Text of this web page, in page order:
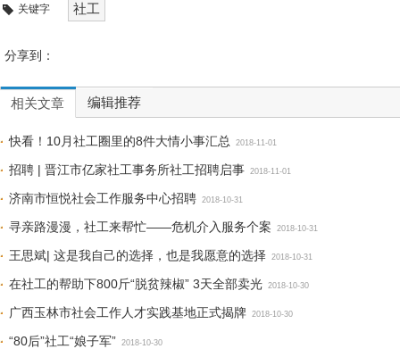
关键字 社工
分享到：
相关文章 编辑推荐
快看！10月社工圈里的8件大情小事汇总 2018-11-01
招聘 | 晋江市亿家社工事务所社工招聘启事 2018-11-01
济南市恒悦社会工作服务中心招聘 2018-10-31
寻亲路漫漫，社工来帮忙——危机介入服务个案 2018-10-31
王思斌| 这是我自己的选择，也是我愿意的选择 2018-10-31
在社工的帮助下800斤“脱贫辣椒” 3天全部卖光 2018-10-30
广西玉林市社会工作人才实践基地正式揭牌 2018-10-30
“80后”社工“娘子军” 2018-10-30